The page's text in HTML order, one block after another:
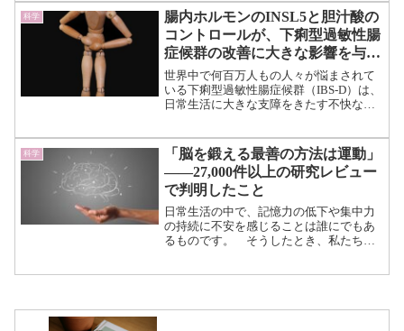
学の公衆衛生研究者であるEmma Jaffa氏
を中心とした研...（続きを読む）
科学
腸内ホルモンのINSL5と胆汁酸の
コントロールが、下痢型過敏性腸
症候群の改善に大きな影響を与え
る
世界中で何百万人もの人々が悩まされて
いる下痢型過敏性腸症候群（IBS-D）は、
日常生活に大きな支障をきたす不快な消
究から、IBS-Dの症状を引き起こす可能性
がある重要な...（続きを読む）
科学
「脳を鍛える最善の方法は運動」
——27,000件以上の研究レビュー
で判明したこと
日常生活の中で、記憶力の低下や集中力
の持続に不安を感じることは誰にでもあ
るものです。 そうしたとき、私たちは